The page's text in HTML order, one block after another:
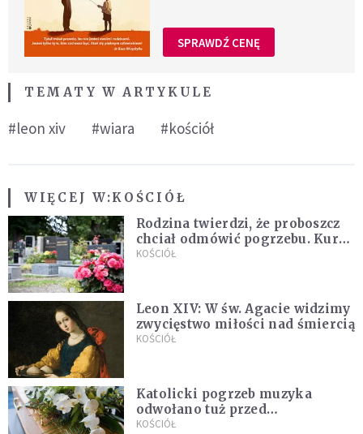
SPRAWDŹ CENĘ
TEMATY W ARTYKULE
#leon xiv #wiara #kościół
WIĘCEJ W:KOŚCIÓŁ
Rodzina twierdzi, że proboszcz
chciał odmówić pogrzebu. Kuria
zapowiada wyjaśnienia
KOŚCIÓŁ
Leon XIV: W św. Agacie widzimy
zwycięstwo miłości nad śmiercią
KOŚCIÓŁ
Katolicki pogrzeb muzyka
odwołano tuż przed
uroczystością. Powodem była
KOŚCIÓŁ